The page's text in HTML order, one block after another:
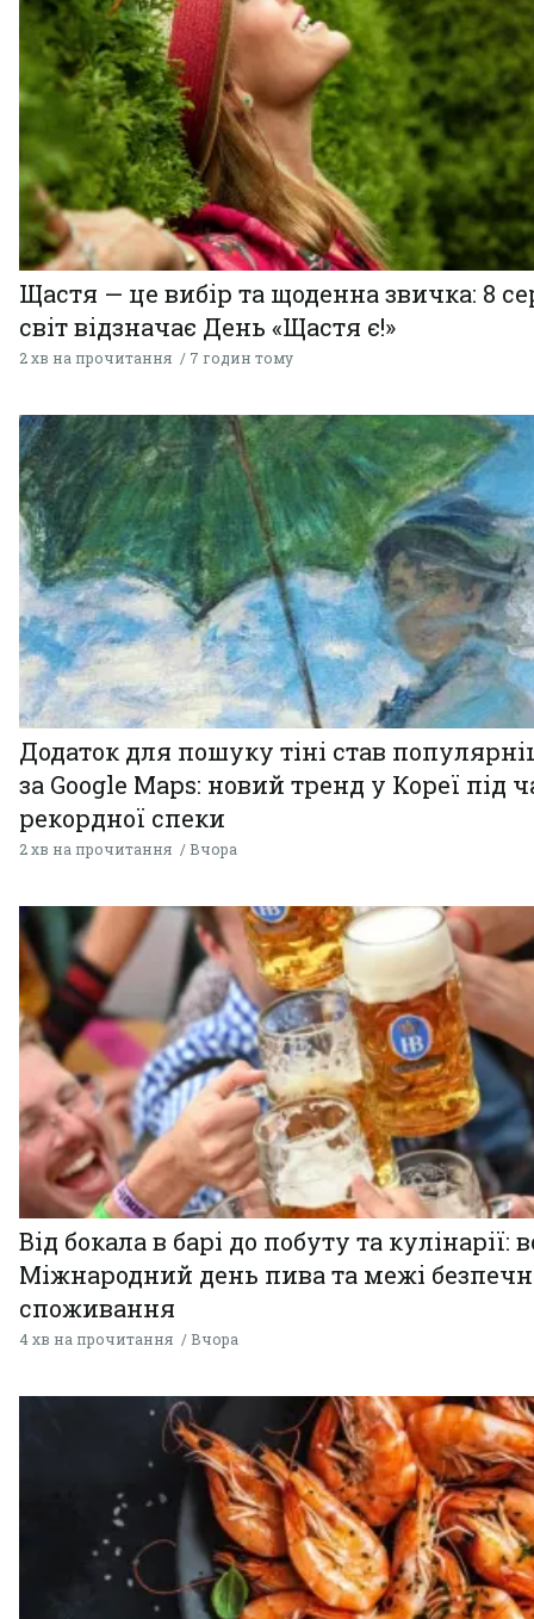
Щастя — це вибір та щоденна звичка: 8
світ відзначає День «Щастя є!»
2 хв на прочитання 7 годин тому
Додаток для пошуку тіні став
за Google Maps: новий тренд у Кореї під
рекордної спеки
2 хв на прочитання Вчора
Від бокала в барі до побуту та кулінарії:
Міжнародний день пива та межі
споживання
4 хв на прочитання Вчора